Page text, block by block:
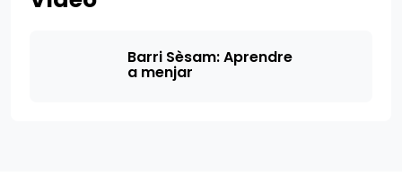
Barri Sèsam: Aprendre
a menjar